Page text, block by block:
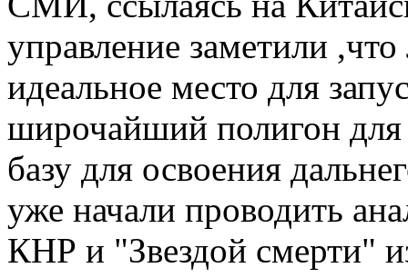
управление заметили
идеальное место для
широчайший полигон
базу для освоения
уже начали проводить
КНР и "Звездой смерти"